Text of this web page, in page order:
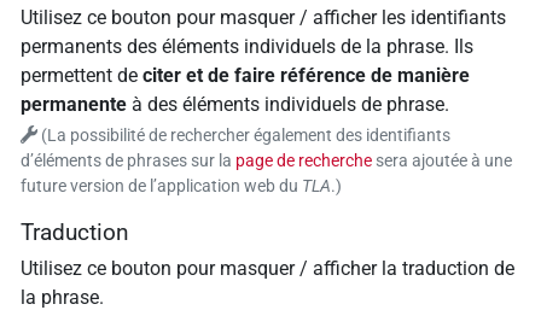
Utilisez ce bouton pour masquer / afficher les identifiants
permanents des éléments individuels de la phrase. Ils
permettent de citer et de faire référence de manière
permanente à des éléments individuels de phrase.
(La possibilité de rechercher également des identifiants
d’éléments de phrases sur la page de recherche sera ajoutée à une
future version de l’application web du TLA.)
Traduction
Utilisez ce bouton pour masquer / afficher la traduction de
la phrase.